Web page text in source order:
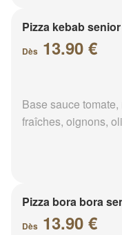
Pizza kebab senior
Dès 13.90 €
Base sauce
fraîches, oignons,
Pizza bora bora
Dès 13.90 €